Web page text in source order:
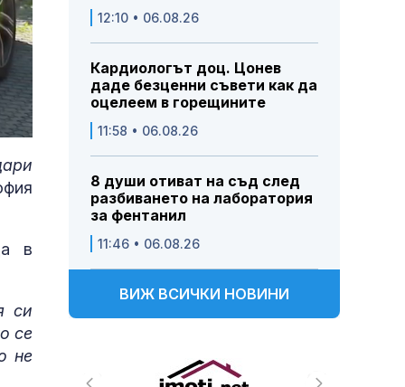
в
си
се
не
12:10 • 06.08.26
Кардиологът доц. Цонев
даде безценни съвети как да
оцелеем в горещините
11:58 • 06.08.26
8 души отиват на съд след
разбиването на лаборатория
за фентанил
11:46 • 06.08.26
ВИЖ ВСИЧКИ НОВИНИ